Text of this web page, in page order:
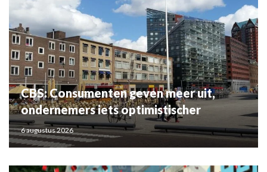
CBS: Consumenten geven meer uit,
ondernemers iets optimistischer
6 augustus 2026